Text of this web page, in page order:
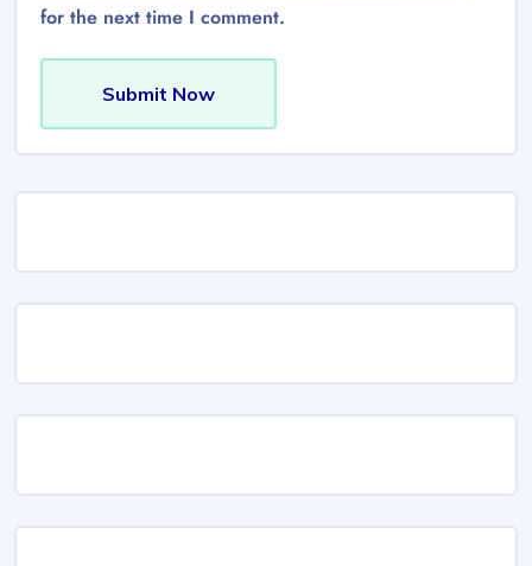
for the next time I comment.
Submit Now